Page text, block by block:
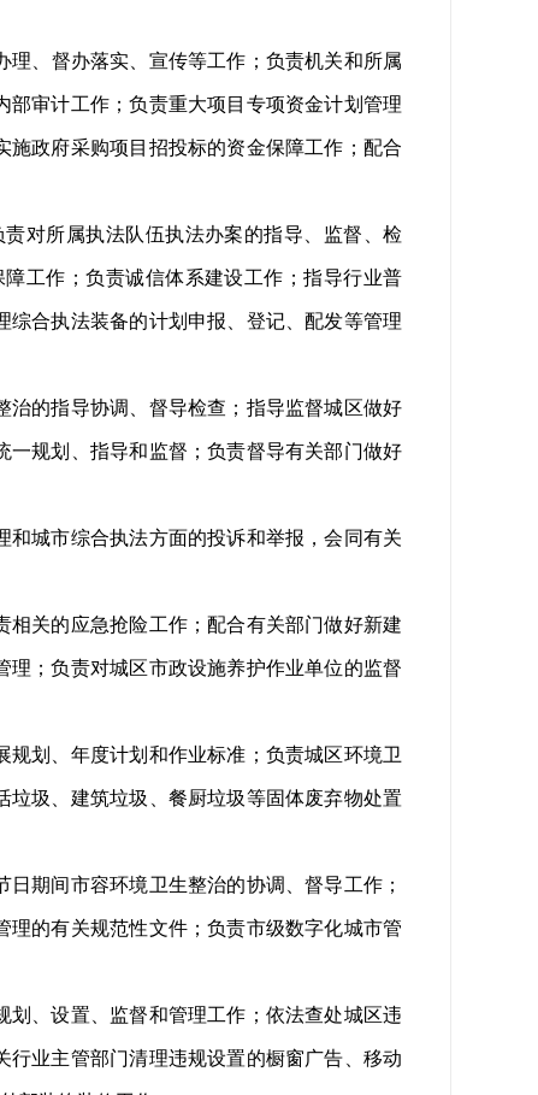
、督办落实、宣传等工作；负责机关和所属
审计工作；负责重大项目专项资金计划管理
政府采购项目招投标的资金保障工作；配合
对所属执法队伍执法办案的指导、监督、检
工作；负责诚信体系建设工作；指导行业普
合执法装备的计划申报、登记、配发等管理
的指导协调、督导检查；指导监督城区做好
规划、指导和监督；负责督导有关部门做好
城市综合执法方面的投诉和举报，会同有关
关的应急抢险工作；配合有关部门做好新建
；负责对城区市政设施养护作业单位的监督
划、年度计划和作业标准；负责城区环境卫
圾、建筑垃圾、餐厨垃圾等固体废弃物处置
期间市容环境卫生整治的协调、督导工作；
的有关规范性文件；负责市级数字化城市管
、设置、监督和管理工作；依法查处城区违
业主管部门清理违规设置的橱窗广告、移动